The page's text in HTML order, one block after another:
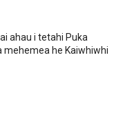
ahau i tetahi Puka
mehemea he Kaiwhiwhi